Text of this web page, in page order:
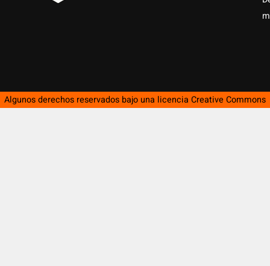
Algunos derechos reservados bajo una licencia Creative Commons